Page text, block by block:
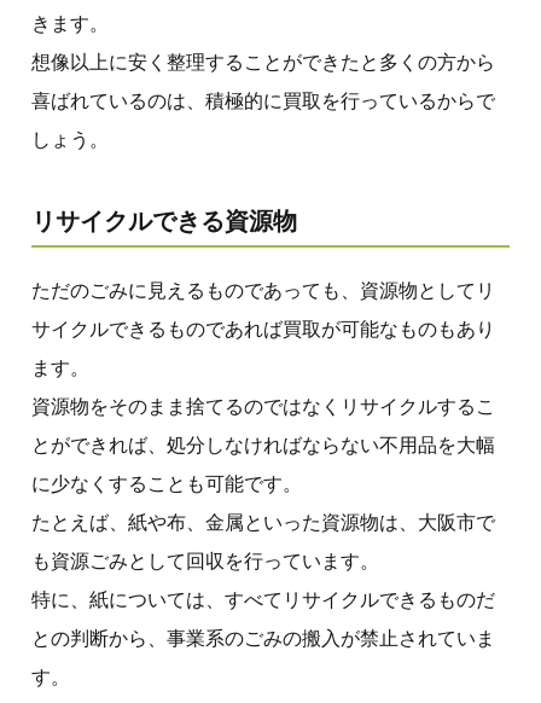
きます。
想像以上に安く整理することができたと多くの方から
喜ばれているのは、積極的に買取を行っているからで
しょう。
リサイクルできる資源物
ただのごみに見えるものであっても、資源物としてリ
サイクルできるものであれば買取が可能なものもあり
ます。
資源物をそのまま捨てるのではなくリサイクルするこ
とができれば、処分しなければならない不用品を大幅
に少なくすることも可能です。
たとえば、紙や布、金属といった資源物は、大阪市で
も資源ごみとして回収を行っています。
特に、紙については、すべてリサイクルできるものだ
との判断から、事業系のごみの搬入が禁止されていま
す。